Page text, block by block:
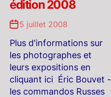
édition 2008
5 juillet 2008
Plus d'informations sur
les photographes et
leurs expositions en
cliquant ici Éric Bouvet -
les commandos Russes